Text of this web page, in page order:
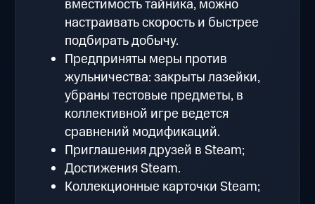
вместимость тайника, можно
настраивать скорость и быстрее
подбирать добычу.
Предприняты меры против
жульничества: закрыты лазейки,
убраны тестовые предметы, в
коллективной игре ведется
сравнений модификаций.
Приглашения друзей в Steam;
Достижения Steam.
Коллекционные карточки Steam;